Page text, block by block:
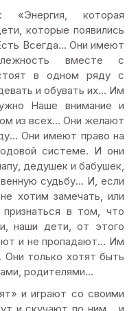
«Энергия, которая
которые появились
Всегда… Они имеют
вместе с
в одном ряду с
и обувать их… Им
Наше внимание и
из всех… Они желают
Они имеют право на
системе. И они
дедушек и бабушек,
судьбу… И, если
хотим замечать, или
в том, что
наши дети, от этого
и не пропадают… Им
только хотят быть
родителями…
и играют со своими